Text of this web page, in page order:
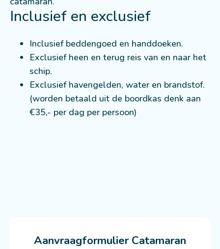
Inclusief en exclusief
Inclusief beddengoed en handdoeken.
Exclusief heen en terug reis van en naar het
schip.
Exclusief havengelden, water en brandstof.
(worden betaald uit de boordkas denk aan
€35,- per dag per persoon)
Aanvraagformulier Catamaran